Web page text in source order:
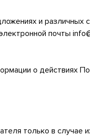
и различных
почты
о действиях
только в случае